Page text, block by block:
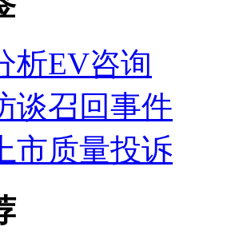
析EV咨询
谈召回事件
市质量投诉